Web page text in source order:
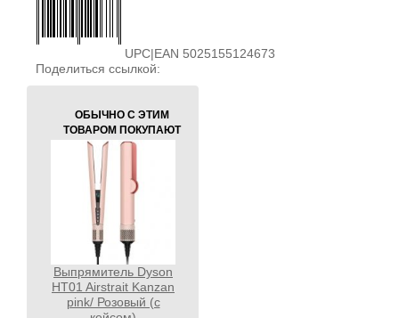
UPC|EAN 5025155124673
Поделиться ссылкой:
ОБЫЧНО С ЭТИМ
ТОВАРОМ ПОКУПАЮТ
Выпрямитель Dyson
HT01 Airstrait Kanzan
pink/ Розовый (с